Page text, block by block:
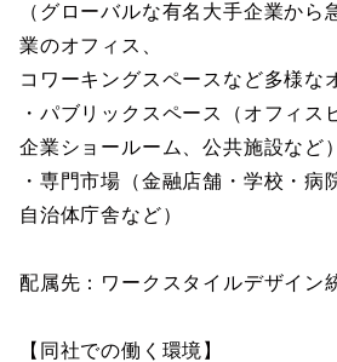
（グローバルな有名大手企業から
業のオフィス、
コワーキングスペースなど多様な
・パブリックスペース（オフィス
企業ショールーム、公共施設など）
・専門市場（金融店舗・学校・病
自治体庁舎など）
配属先：ワークスタイルデザイン
【同社での働く環境】